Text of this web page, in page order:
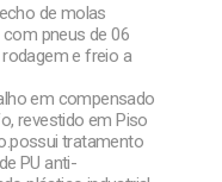
de molas
pneus de 06
e freio a
em compensado
revestido em Piso
tratamento
PU anti-